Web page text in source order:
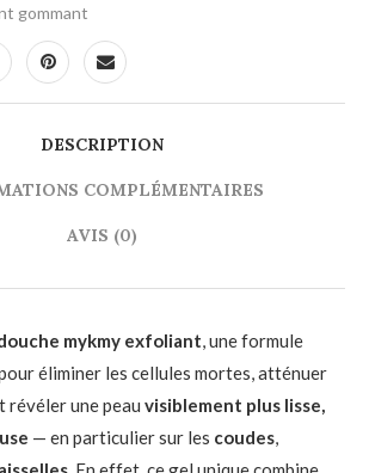
gommant
DESCRIPTION
COMPLÉMENTAIRES
AVIS (0)
mykmy exfoliant, une formule
éliminer les cellules mortes, atténuer
révéler une peau visiblement plus lisse,
— en particulier sur les coudes,